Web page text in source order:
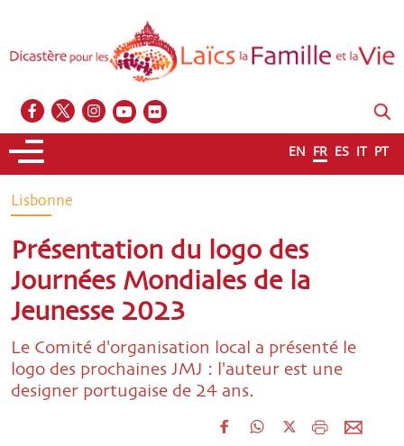
EN FR ES IT PT
Lisbonne
Présentation du logo des
Journées Mondiales de la
Jeunesse 2023
Le Comité d'organisation local a présenté le
logo des prochaines JMJ : l'auteur est une
designer portugaise de 24 ans.